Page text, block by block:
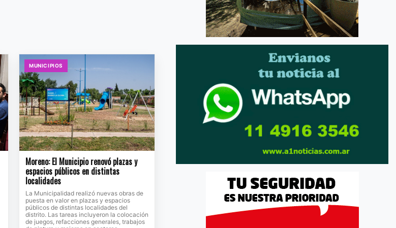
MUNICIPIOS
Moreno: El Municipio renovó plazas y
espacios públicos en distintas
localidades
La Municipalidad realizó nuevas obras de
puesta en valor en plazas y espacios
públicos de distintas localidades del
distrito. Las tareas incluyeron la colocación
de juegos, refacciones generales, trabajos